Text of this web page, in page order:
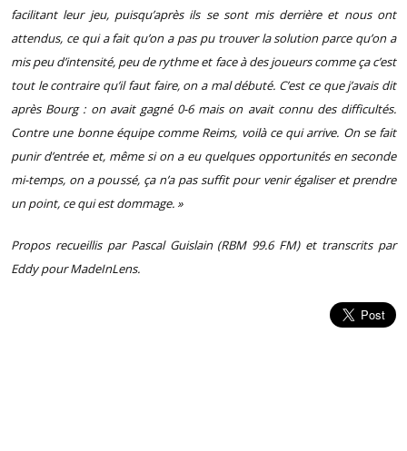
facilitant leur jeu, puisqu’après ils se sont mis derrière et nous ont
attendus, ce qui a fait qu’on a pas pu trouver la solution parce qu’on a
mis peu d’intensité, peu de rythme et face à des joueurs comme ça c’est
tout le contraire qu’il faut faire, on a mal débuté. C’est ce que j’avais dit
après Bourg : on avait gagné 0-6 mais on avait connu des difficultés.
Contre une bonne équipe comme Reims, voilà ce qui arrive. On se fait
punir d’entrée et, même si on a eu quelques opportunités en seconde
mi-temps, on a poussé, ça n’a pas suffit pour venir égaliser et prendre
un point, ce qui est dommage. »
Propos recueillis par Pascal Guislain (RBM 99.6 FM) et transcrits par
Eddy pour MadeInLens.